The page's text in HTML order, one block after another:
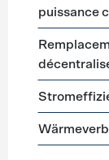
puissance